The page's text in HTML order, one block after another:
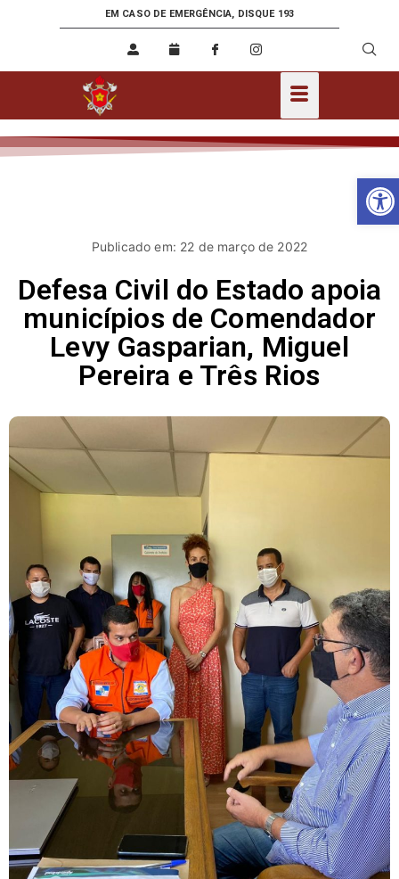
EM CASO DE EMERGÊNCIA, DISQUE 193
Publicado em: 22 de março de 2022
Defesa Civil do Estado apoia
municípios de Comendador
Levy Gasparian, Miguel
Pereira e Três Rios